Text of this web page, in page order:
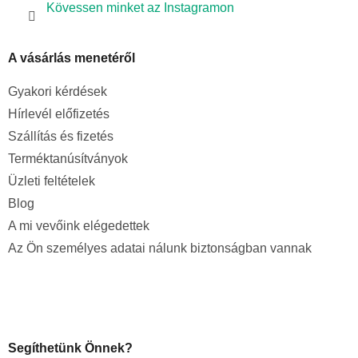
Kövessen minket az Instagramon
A vásárlás menetéről
Gyakori kérdések
Hírlevél előfizetés
Szállítás és fizetés
Terméktanúsítványok
Üzleti feltételek
Blog
A mi vevőink elégedettek
Az Ön személyes adatai nálunk biztonságban vannak
Segíthetünk Önnek?